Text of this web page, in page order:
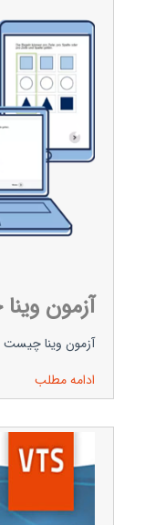
آزمون
آزمون وینا چیست ،
ادامه مطلب